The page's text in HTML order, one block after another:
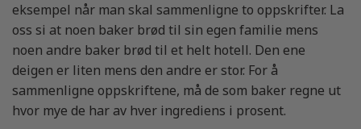
eksempel når man skal sammenligne to oppskrifter. La
oss si at noen baker brød til sin egen familie mens
noen andre baker brød til et helt hotell. Den ene
deigen er liten mens den andre er stor. For å
sammenligne oppskriftene, må de som baker regne ut
hvor mye de har av hver ingrediens i prosent.